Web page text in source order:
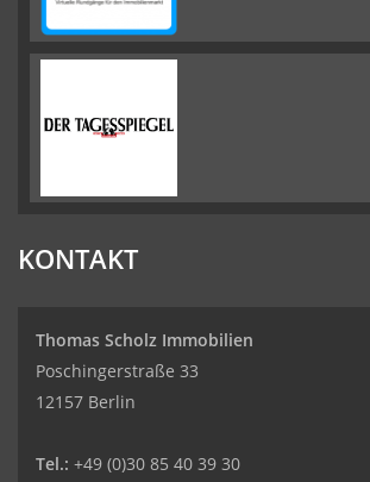
KONTAKT
Thomas Scholz Immobilien
Poschingerstraße 33
12157 Berlin
Tel.: +49 (0)30 85 40 39 30